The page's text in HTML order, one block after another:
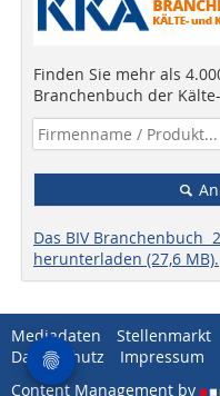
Finden Sie mehr als
Branchenbuch der
Das BIV Branchenbuch
herunterladen (27,6 MB).
Mediadaten Stellenmarkt
Datenschutz
Impressum
Content Management by